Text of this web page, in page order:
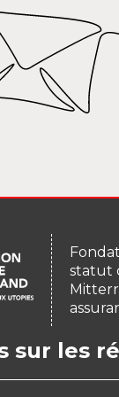
statut
sur les